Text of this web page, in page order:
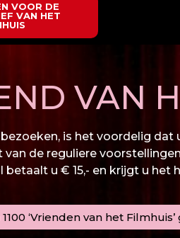
VOOR DE
VAN HET
VAN
is het voordelig dat
van de reguliere
betaalt u € 15,- en krijgt u
‘Vrienden van het